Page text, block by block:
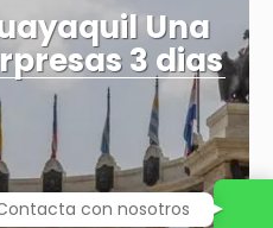
Una
3 dias
con nosotros